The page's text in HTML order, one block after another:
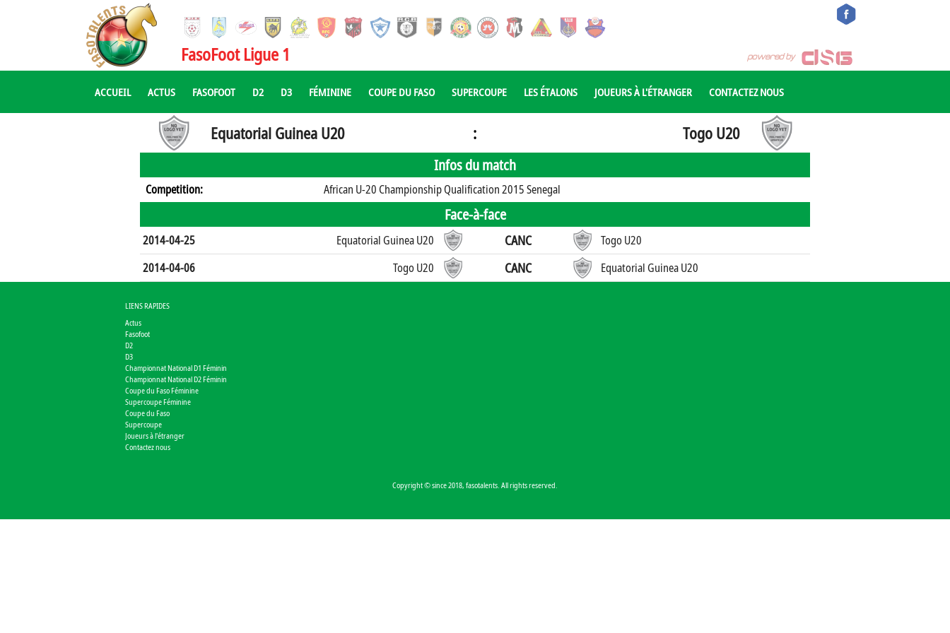
FasoFoot Ligue 1
ACCUEIL ACTUS FASOFOOT D2 D3 FÉMININE COUPE DU FASO SUPERCOUPE LES ÉTALONS JOUEURS À L'ÉTRANGER CONTACTEZ NOUS
Equatorial Guinea U20 : Togo U20
Infos du match
Competition: African U-20 Championship Qualification 2015 Senegal
Face-à-face
2014-04-25 Equatorial Guinea U20 CANC
Togo U20
2014-04-06
Togo U20 CANC Equatorial Guinea U20
LIENS RAPIDES
Actus
Fasofoot
D2
D3
Championnat National D1 Féminin
Championnat National D2 Féminin
Coupe du Faso Féminine
Supercoupe Féminine
Coupe du Faso
Supercoupe
Joueurs à l'étranger
Contactez nous
Copyright © since 2018, fasotalents. All rights reserved.